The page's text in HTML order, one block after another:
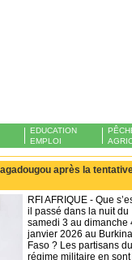
EDUCATION
EMPLOI
après la
RFI AFRIQUE - Que
il passé dans la nuit du
samedi 3 au dimanche
janvier 2026 au Burkina
Faso ? Les partisans du
régime militaire en sont